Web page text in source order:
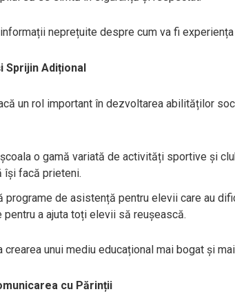
neprețuite despre cum va fi
Sprijin Adițional
un rol important în dezvoltarea abilităților
o gamă variată de activități sportive și
facă prieteni.
programe de asistență pentru elevii care au
a ajuta toți elevii să reușească.
unui mediu educațional mai bogat și
cu Părinții